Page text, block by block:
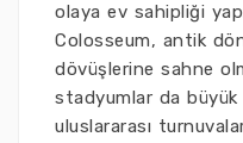
olaya ev sahipliği
Colosseum, antik
dövüşlerine sahne
stadyumlar da büyük
uluslararası